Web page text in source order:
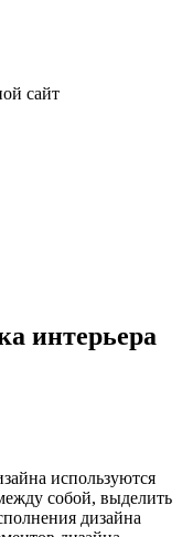
сайт
интерьера
используются
собой, выделить
дизайна